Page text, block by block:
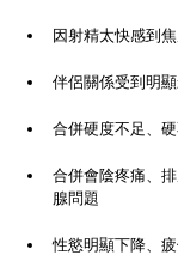
因射精太快感到
伴侶關係受到明
合併硬度不足、
合併會陰疼痛、
腺問題
性慾明顯下降、